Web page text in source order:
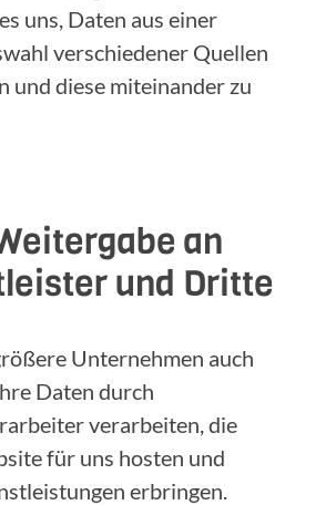
uns, Daten aus einer
verschiedener Quellen
und diese miteinander zu
an
und Dritte
Unternehmen auch
Daten durch
verarbeiten, die
für uns hosten und
erbringen.